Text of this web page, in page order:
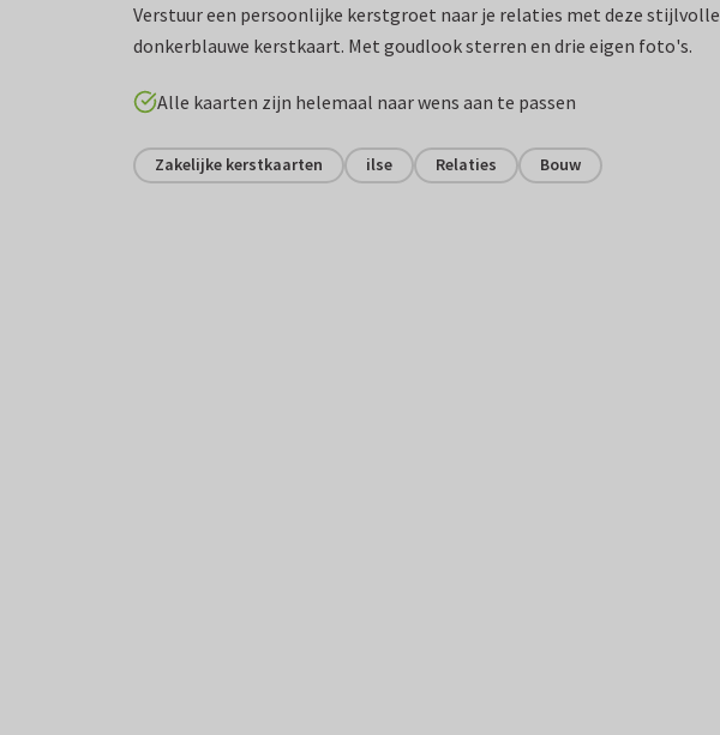
Verstuur een persoonlijke kerstgroet naar je relaties met deze stijlvolle
donkerblauwe kerstkaart. Met goudlook sterren en drie eigen foto's.
Alle kaarten zijn helemaal naar wens aan te passen
Zakelijke kerstkaarten ilse Relaties Bouw